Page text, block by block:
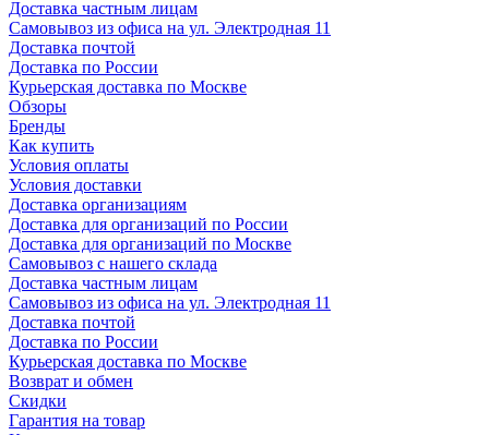
Доставка частным лицам
Самовывоз из офиса на ул. Электродная 11
Доставка почтой
Доставка по России
Курьерская доставка по Москве
Обзоры
Бренды
Как купить
Условия оплаты
Условия доставки
Доставка организациям
Доставка для организаций по России
Доставка для организаций по Москве
Самовывоз с нашего склада
Доставка частным лицам
Самовывоз из офиса на ул. Электродная 11
Доставка почтой
Доставка по России
Курьерская доставка по Москве
Возврат и обмен
Скидки
Гарантия на товар